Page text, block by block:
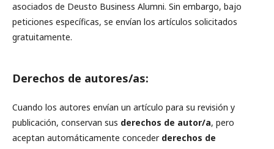
asociados de Deusto Business Alumni. Sin embargo, bajo
peticiones específicas, se envían los artículos solicitados
gratuitamente.
Derechos de autores/as:
Cuando los autores envían un artículo para su revisión y
publicación, conservan sus derechos de autor/a, pero
aceptan automáticamente conceder derechos de